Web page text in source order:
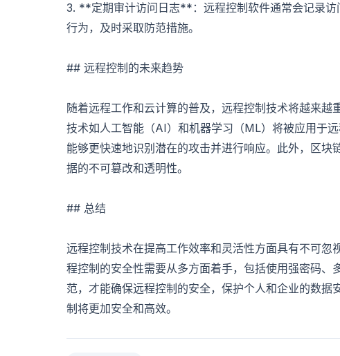
3. **定期审计访问日志**：远程控制软件通常会记录
行为，及时采取防范措施。
## 远程控制的未来趋势
随着远程工作和云计算的普及，远程控制技术将越来
技术如人工智能（AI）和机器学习（ML）将被应用于
能够更快速地识别潜在的攻击并进行响应。此外，区
据的不可篡改和透明性。
## 总结
远程控制技术在提高工作效率和灵活性方面具有不可
程控制的安全性需要从多方面着手，包括使用强密码
范，才能确保远程控制的安全，保护个人和企业的数
制将更加安全和高效。